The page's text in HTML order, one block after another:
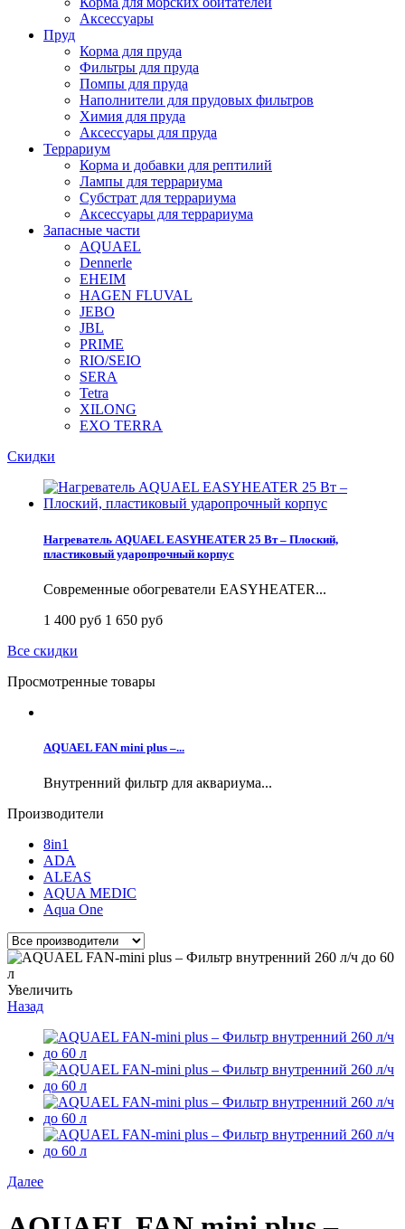
Аксессуары
Пруд
Корма для пруда
Фильтры для пруда
Помпы для пруда
Наполнители для прудовых фильтров
Химия для пруда
Аксессуары для пруда
Террариум
Корма и добавки для рептилий
Лампы для террариума
Субстрат для террариума
Аксессуары для террариума
Запасные части
AQUAEL
Dennerle
EHEIM
HAGEN FLUVAL
JEBO
JBL
PRIME
RIO/SEIO
SERA
Tetra
XILONG
EXO TERRA
Скидки
Нагреватель AQUAEL EASYHEATER 25 Вт – Плоский,
пластиковый ударопрочный корпус
Современные обогреватели EASYHEATER...
1 400 руб 1 650 руб
Все скидки
Просмотренные товары
AQUAEL FAN mini plus –...
Внутренний фильтр для аквариума...
Производители
8in1
ADA
ALEAS
AQUA MEDIC
Aqua One
Увеличить
Назад
Далее